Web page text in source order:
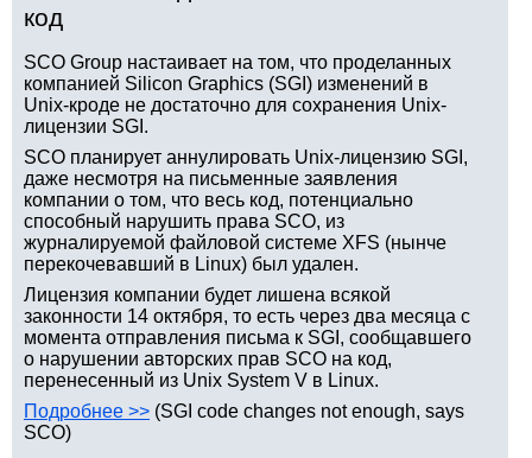
код
SCO Group настаивает на том, что проделанных
компанией Silicon Graphics (SGI) изменений в
Unix-кроде не достаточно для сохранения Unix-
лицензии SGI.
SCO планирует аннулировать Unix-лицензию SGI,
даже несмотря на письменные заявления
компании о том, что весь код, потенциально
способный нарушить права SCO, из
журналируемой файловой системе XFS (нынче
перекочевавший в Linux) был удален.
Лицензия компании будет лишена всякой
законности 14 октября, то есть через два месяца с
момента отправления письма к SGI, сообщавшего
о нарушении авторских прав SCO на код,
перенесенный из Unix System V в Linux.
Подробнее >> (SGI code changes not enough, says
SCO)